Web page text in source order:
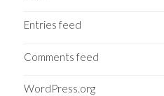
Entries feed
Comments feed
WordPress.org